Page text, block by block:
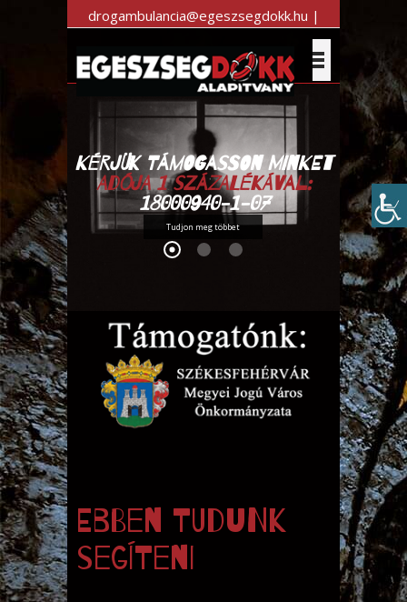
drogambulancia@egeszsegdokk.hu |
+36 30 983 7470
Kérjük támogasson minket
Adója 1 százalékával:
18000940-1-07
Tudjon meg többet
Ebben tudunk
segíteni